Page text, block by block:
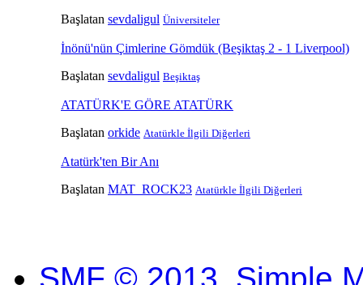
Başlatan sevdaligul Üniversiteler
İnönü'nün Çimlerine Gömdük (Beşiktaş 2 - 1 Liverpool)
Başlatan sevdaligul Beşiktaş
ATATÜRK'E GÖRE ATATÜRK
Başlatan orkide Atatürkle İlgili Diğerleri
Atatürk'ten Bir Anı
Başlatan MAT_ROCK23 Atatürkle İlgili Diğerleri